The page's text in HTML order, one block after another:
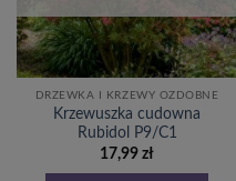
DRZEWKA I KRZEWY OZDOBNE
Krzewuszka cudowna
Rubidol P9/C1
17,99 zł